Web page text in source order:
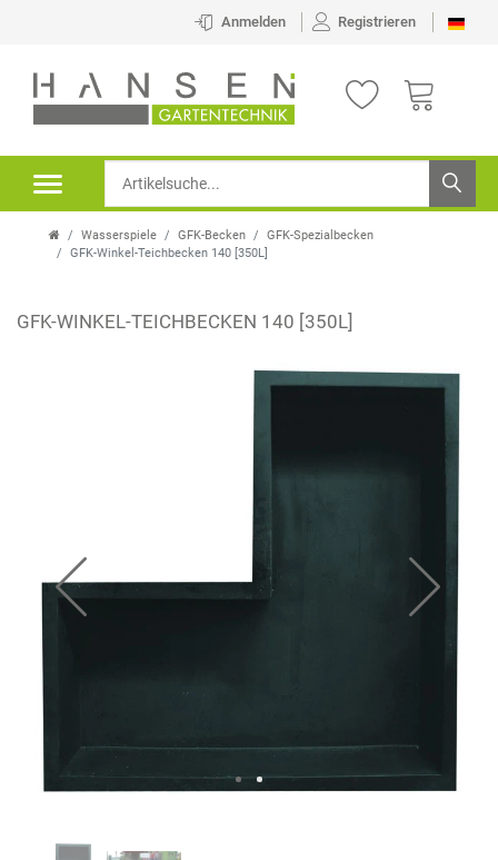
Anmelden Registrieren
Wasserspiele GFK-Becken
GFK-Spezialbecken
GFK-Winkel-Teichbecken 140 [350L]
GFK-WINKEL-TEICHBECKEN 140 [350L]